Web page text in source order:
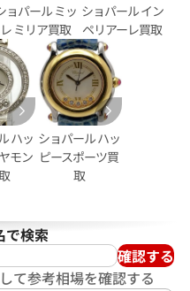
ョパール 13/6621 18KYG
参考買取価格
ョパール ミッ
レ ミリア買取
ショパール イン
ペリアーレ買取
ハッ
モン
ショパール ハッ
ピースポーツ買
取
で検索
確認する
て参考相場を確認する